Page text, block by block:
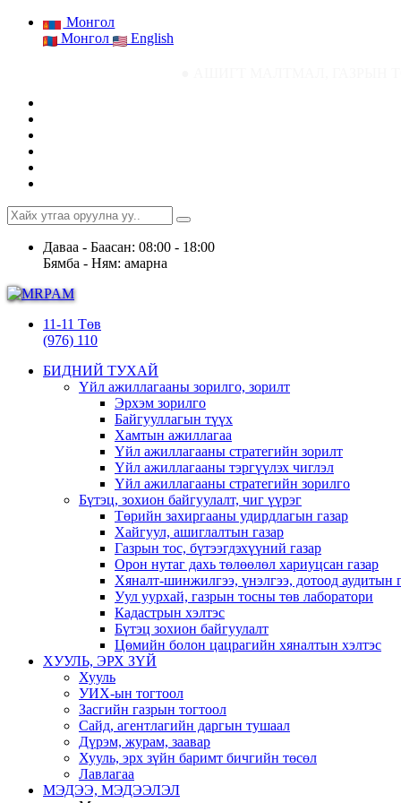
Монгол
Монгол
English
Даваа - Баасан: 08:00 - 18:00
Бямба - Ням: амарна
11-11 Төв
(976) 110
БИДНИЙ ТУХАЙ
Үйл ажиллагааны зорилго, зорилт
Эрхэм зорилго
Байгууллагын түүх
Хамтын ажиллагаа
Үйл ажиллагааны стратегийн зорилт
Үйл ажиллагааны тэргүүлэх чиглэл
Үйл ажиллагааны стратегийн зорилго
Бүтэц, зохион байгуулалт, чиг үүрэг
Төрийн захиргааны удирдлагын газар
Хайгуул, ашиглалтын газар
Газрын тос, бүтээгдэхүүний газар
Орон нутаг дахь төлөөлөл хариуцсан газар
Хяналт-шинжилгээ, үнэлгээ, дотоод аудитын
Уул уурхай, газрын тосны төв лаборатори
Кадастрын хэлтэс
Бүтэц зохион байгуулалт
Цөмийн болон цацрагийн хяналтын хэлтэс
ХУУЛЬ, ЭРХ ЗҮЙ
Хууль
УИХ-ын тогтоол
Засгийн газрын тогтоол
Сайд, агентлагийн даргын тушаал
Дүрэм, журам, заавар
Хууль, эрх зүйн баримт бичгийн төсөл
Лавлагаа
МЭДЭЭ, МЭДЭЭЛЭЛ